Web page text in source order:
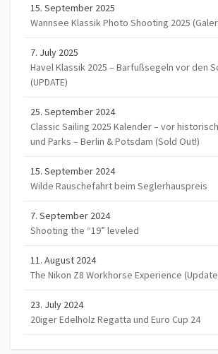
15. September 2025
Wannsee Klassik Photo Shooting 2025
7. July 2025
Havel Klassik 2025 – Barfußsegeln vor den
(UPDATE)
25. September 2024
Classic Sailing 2025 Kalender – vor
und Parks – Berlin & Potsdam (Sold Out!)
15. September 2024
Wilde Rauschefahrt beim Seglerhauspreis
7. September 2024
Shooting the “19” leveled
11. August 2024
The Nikon Z8 Workhorse Experience
23. July 2024
20iger Edelholz Regatta und Euro Cup 24